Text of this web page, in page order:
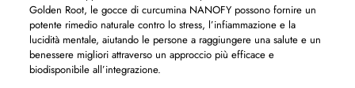
Golden Root, le gocce di curcumina NANOFY possono fornire un
potente rimedio naturale contro lo stress, l’infiammazione e la
lucidità mentale, aiutando le persone a raggiungere una salute e un
benessere migliori attraverso un approccio più efficace e
biodisponibile all’integrazione.